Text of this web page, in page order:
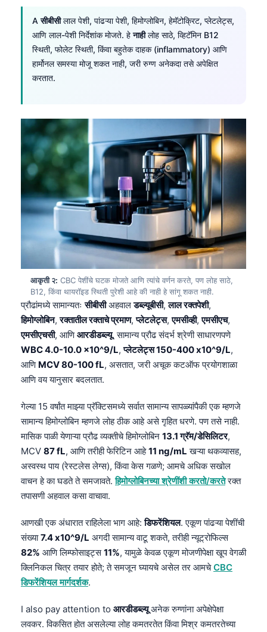
Aसीबीसीलाल पेशी, पांढऱ्या पेशी, हिमोग्लोबिन, हेमॅटोक्रिट, प्लेटलेट्स,
आणि लाल-पेशी निर्देशांक मोजते. हेनाहीलोह साठे, व्हिटॅमिन B12
स्थिती, फोलेट स्थिती, किंवा बहुतेक दाहक (inflammatory) आणि
हार्मोनल समस्या मोजू शकत नाही, जरी रुग्ण अनेकदा तसे अपेक्षित
करतात.
आकृती २: CBC पेशींचे घटक मोजते आणि त्यांचे वर्णन करते, पण लोह साठे,
B12, किंवा थायरॉइड स्थिती पुरेशी आहे की नाही हे सांगू शकत नाही.
प्रौढांमध्ये सामान्यतःसीबीसीअहवालडब्ल्यूबीसी,लाल रक्तपेशी,
हिमोग्लोबिन,रक्तातील रक्ताचे प्रमाण,प्लेटलेट्स,एमसीव्ही,एमसीएच,
एमसीएचसी, आणिआरडीडब्ल्यू. सामान्य प्रौढ संदर्भ श्रेणी साधारणपणे
WBC 4.0-10.0 x10^9/L,प्लेटलेट्स 150-400 x10^9/L,
आणि MCV 80-100 fL, असतात, जरी अचूक कटऑफ प्रयोगशाळा
आणि वय यानुसार बदलतात.
गेल्या 15 वर्षांत माझ्या प्रॅक्टिसमध्ये सर्वात सामान्य सापळ्यांपैकी एक म्हणजे
सामान्य हिमोग्लोबिन म्हणजे लोह ठीक आहे असे गृहित धरणे. पण तसे नाही.
मासिक पाळी येणाऱ्या प्रौढ व्यक्तीचे हिमोग्लोबिन 13.1 ग्रॅम/डेसिलिटर,
MCV 87 fL, आणि तरीही फेरिटिन आहे11 ng/mL खऱ्या थकव्यासह,
अस्वस्थ पाय (रेस्टलेस लेग्स), किंवा केस गळणे; आमचे अधिक सखोल
वाचन हे का घडते ते समजावते.हिमोग्लोबिनच्या श्रेणींशी करतो/करतेरक्त
तपासणी अहवाल कसा वाचावा.
आणखी एक अंधारात राहिलेला भाग आहे:डिफरेंशियल. एकूण पांढऱ्या पेशींची
संख्या7.4 x10^9/L अगदी सामान्य वाटू शकते, तरीही न्यूट्रोफिल्स
82% आणि लिम्फोसाइट्स11%, यामुळे केवळ एकूण मोजणीपेक्षा खूप वेगळी
क्लिनिकल चित्र तयार होते; ते समजून घ्यायचे असेल तर आमचेCBC
डिफरेंशियल मार्गदर्शक.
I also pay attention to आरडीडब्ल्यूअनेक रुग्णांना अपेक्षेपेक्षा
लवकर. विकसित होत असलेल्या लोह कमतरतेत किंवा मिश्र कमतरतेच्या